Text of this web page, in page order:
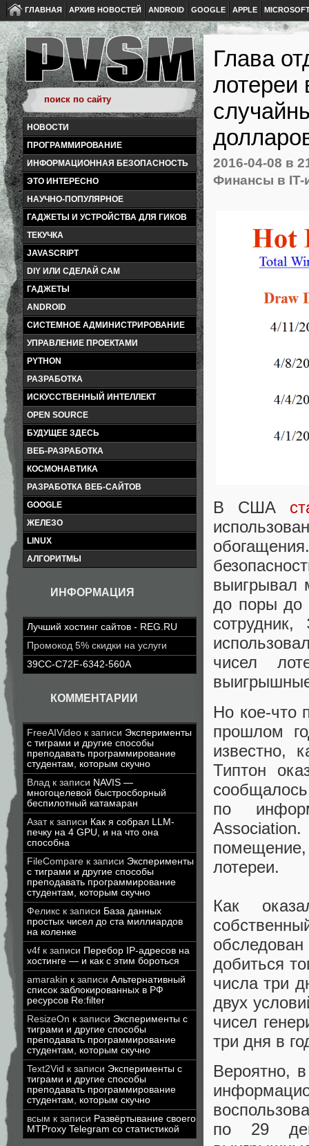
ГЛАВНАЯ АРХИВ НОВОСТЕЙ ANDROID GOOGLE APPLE
НОВОСТИ
ПРОГРАММИРОВАНИЕ
ИНФОРМАЦИОННАЯ БЕЗОПАСНОСТЬ
ЭТО ИНТЕРЕСНО
НАУЧНО-ПОПУЛЯРНОЕ
ГАДЖЕТЫ И УСТРОЙСТВА ДЛЯ ГИКОВ
ТЕКУЧКА
JAVASCRIPT
DIY ИЛИ СДЕЛАЙ САМ
ГАДЖЕТЫ
ANDROID
СИСТЕМНОЕ АДМИНИСТРИРОВАНИЕ
УПРАВЛЕНИЕ ПРОЕКТАМИ
PYTHON
РАЗРАБОТКА
ИСКУССТВЕННЫЙ ИНТЕЛЛЕКТ
OPEN SOURCE
БУДУЩЕЕ ЗДЕСЬ
ВЕБ-РАЗРАБОТКА
КОСМОНАВТИКА
РАЗРАБОТКА ВЕБ-САЙТОВ
GOOGLE
ЖЕЛЕЗО
LINUX
АЛГОРИТМЫ
ИНФОРМАЦИЯ
Лучший хостинг сайтов - REG.RU
Промокод 5% скидки на услуги
39CC-C72F-6342-560A
КОММЕНТАРИИ
FreeAIVideo к записи Эксперименты
с тиграми и другие способы
преподавать программирование
студентам, которым скучно
Влад к записи NAVIS —
многоцелевой быстросборный
беспилотный катамаран
Азатк записи Как я собрал LLM-
печку на 4 GPU, и на что она
способна
FileCompare к записи Эксперименты
с тиграми и другие способы
преподавать программирование
студентам, которым скучно
Феликс к записи База данных
простых чисел до ста миллиардов
на коленке
v4f к записи Перебор IP-адресов на
хостинге — и как с этим бороться
amarakin к записи Альтернативный
список заблокированных в РФ
ресурсов Re:filter
ResizeOn к записи Эксперименты с
тиграми и другие способы
преподавать программирование
студентам, которым скучно
Text2Vid к записи Эксперименты с
тиграми и другие способы
преподавать программирование
студентам, которым скучно
всым к записи Развёртывание своего
MTProxy Telegram со статистикой
Глава
лотереи
2016-04-08 в
Финансы в IT-
В США
выигрывал
до поры до
чисел
Но кое-что
прошлом
известно,
Типтон
по
помещение,
лотереи.
Как
добиться
числа три
двух
чисел
три дня в
Вероятно,
по 29